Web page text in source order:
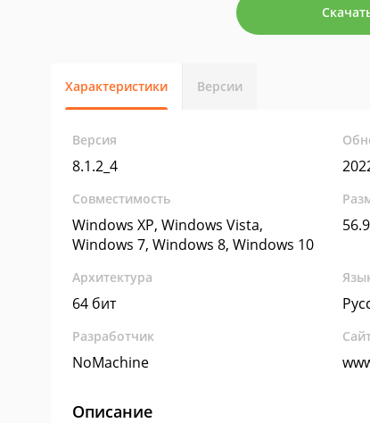
Характеристики Версии
Версия
8.1.2_4
Совместимость
Windows XP, Windows Vista,
Windows 7, Windows 8, Windows 10
Архитектура
64 бит
Разработчик
NoMachine
Описание